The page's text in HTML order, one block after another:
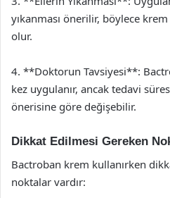
yıkanması önerilir, böylece
olur.
4. **Doktorun Tavsiyesi**:
kez uygulanır, ancak tedavi
önerisine göre değişebilir.
Dikkat Edilmesi Gereken
Bactroban krem kullanırken
noktalar vardır: